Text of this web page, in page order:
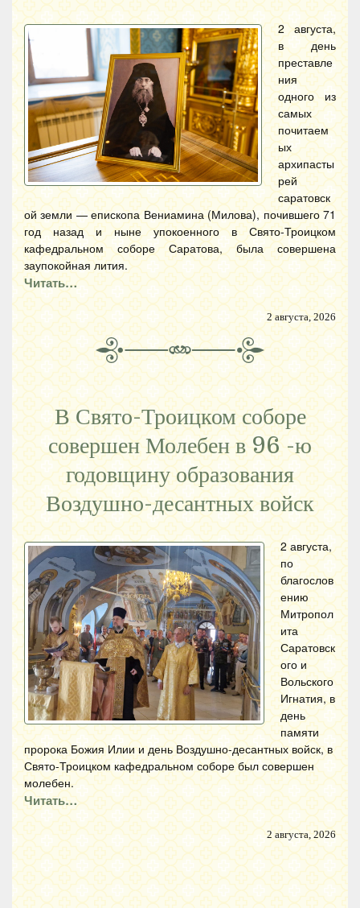
2 августа,
в день
преставле
ния
одного из
самых
почитаем
ых
архипасты
рей
саратовск
ой земли — епископа Вениамина (Милова), почившего 71
год назад и ныне упокоенного в Свято-Троицком
кафедральном соборе Саратова, была совершена
заупокойная лития.
Читать…
2 августа, 2026
В Свято-Троицком соборе
совершен Молебен в 96 -ю
годовщину образования
Воздушно-десантных войск
2 августа,
по
благослов
ению
Митропол
ита
Саратовск
ого и
Вольского
Игнатия, в
день
памяти
пророка Божия Илии и день Воздушно-десантных войск, в
Свято-Троицком кафедральном соборе был совершен
молебен.
Читать…
2 августа, 2026